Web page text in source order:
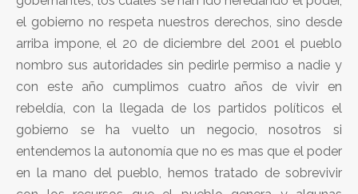
el gobierno no respeta nuestros derechos, sino desde
arriba impone, el 20 de diciembre del 2001 el pueblo
nombro sus autoridades sin pedirle permiso a nadie y
con este año cumplimos cuatro años de vivir en
rebeldía, con la llegada de los partidos políticos el
gobierno se ha vuelto un negocio, nosotros si
entendemos la autonomía que no es mas que el poder
en la mano del pueblo, hemos tratado de sobrevivir